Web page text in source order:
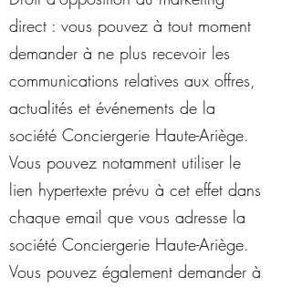
direct : vous pouvez à tout moment
demander à ne plus recevoir les
communications relatives aux offres,
actualités et événements de la
société Conciergerie Haute-Ariège.
Vous pouvez notamment utiliser le
lien hypertexte prévu à cet effet dans
chaque email que vous adresse la
société Conciergerie Haute-Ariège.
Vous pouvez également demander à